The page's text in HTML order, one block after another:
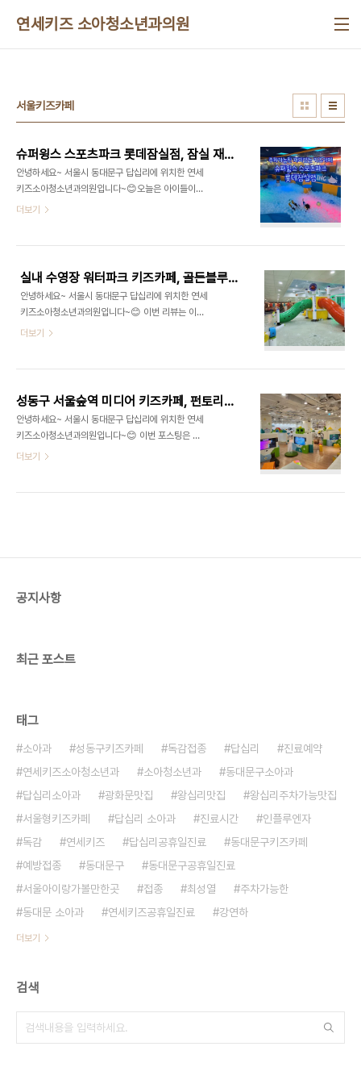
연세키즈 소아청소년과의원
서울키즈카페
슈퍼윙스 스포츠파크 롯데잠실점, 잠실 재미있는 키즈카페
안녕하세요~ 서울시 동대문구 답십리에 위치한 연세
키즈소아청소년과의원입니다~😊오늘은 아이들이
좋아하는 장소인 슈퍼윙스 키즈카페에 대해 소개해
1658•영업시간: 월 - 토요일 10:00 - 20:00 (격
주 일요일 정기휴무)•지하철: 2호선, 8호선 잠실역
4번 출구 도보 345m •주차: 롯데마트나 롯데월드
어드벤처에 주차하면 구매금액에 따라 무료 주차 일
부 지원 •홈페이지:
잠실역 슈퍼윙스 키즈카페 후기롤러장과 마주 보고
사람들이 정말 많았습..
더보기
실내 수영장 워터파크 키즈카페, 골든블루키즈빌리지
안녕하세요~ 서울시 동대문구 답십리에 위치한 연세
키즈소아청소년과의원입니다~😊 이번 리뷰는 이색
키즈카페인 골든블루키즈빌리지에 대해 적어봅니다.
11:00 - 20:00, 토 - 일요일 10:00 -20:30 (식
사 브레이크 타임 14:20 - 15:50) •지하철: 5호선
개롱역 4번 출구 585m •요금: 아래 사진참고 •홈
페이지: https://www.goldenbluekids.com/
골든블루 키즈빌리지 골든블루, 키즈빌리지, 어트랙
골든블루키즈빌리지 후기 골든블루키즈빌리지는 아
더보기
성동구 서울숲역 미디어 키즈카페, 펀토리하우스 서울숲점
안녕하세요~ 서울시 동대문구 답십리에 위치한 연세
키즈소아청소년과의원입니다~😊 이번 포스팅은 연
세키즈소아과와 인접한 구인 성동구에 있는 펀토리
미디어 키즈카페 펀토리하우스 후기 성동구의 펀토
더보기
공지사항
최근 포스트
태그
소아과 성동구키즈카페 독감접종 답십리
진료예약
연세키즈소아청소년과
소아청소년과
동대문구소아과
답십리소아과
광화문맛집 왕십리맛집
왕십리주차가능맛집
서울형키즈카페
답십리 소아과 진료시간
인플루엔자
독감
연세키즈 답십리공휴일진료
동대문구키즈카페
예방접종
동대문구
동대문구공휴일진료
서울아이랑가볼만한곳
접종 최성열
주차가능한
동대문 소아과
연세키즈공휴일진료 강연하
더보기
검색